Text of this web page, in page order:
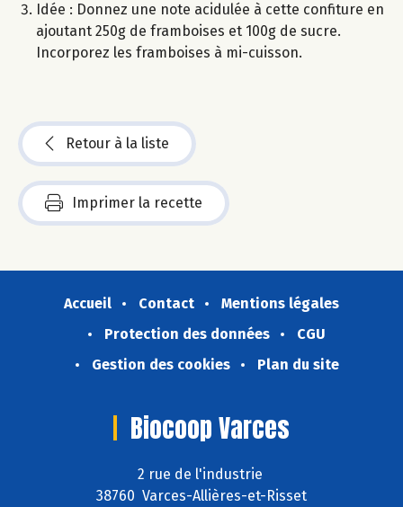
Idée : Donnez une note acidulée à cette confiture en
ajoutant 250g de framboises et 100g de sucre.
Incorporez les framboises à mi-cuisson.
Retour à la liste
Imprimer la recette
Accueil Contact
Mentions légales
Protection des données
CGU
Gestion des cookies
Plan du site
Biocoop Varces
2 rue de l'industrie
38760 Varces-Allières-et-Risset